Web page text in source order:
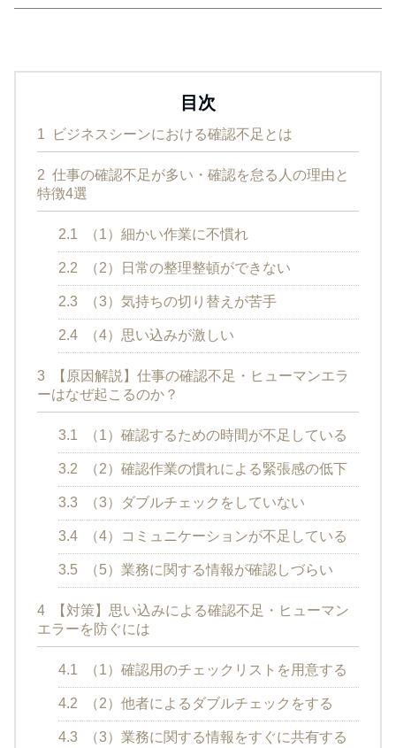
目次
1 ビジネスシーンにおける確認不足とは
2 仕事の確認不足が多い・確認を怠る人の理由と
特徴4選
2.1 （1）細かい作業に不慣れ
2.2 （2）日常の整理整頓ができない
2.3 （3）気持ちの切り替えが苦手
2.4 （4）思い込みが激しい
3
【原因解説】仕事の確認不足・ヒューマンエラ
ーはなぜ起こるのか？
3.1 （1）確認するための時間が不足している
3.2 （2）確認作業の慣れによる緊張感の低下
3.3 （3）ダブルチェックをしていない
3.4 （4）コミュニケーションが不足している
3.5 （5）業務に関する情報が確認しづらい
4
【対策】思い込みによる確認不足・ヒューマン
エラーを防ぐには
4.1 （1）確認用のチェックリストを用意する
4.2 （2）他者によるダブルチェックをする
4.3 （3）業務に関する情報をすぐに共有する